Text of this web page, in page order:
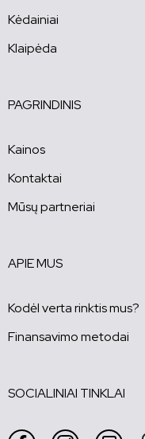
Kėdainiai
Klaipėda
PAGRINDINIS
Kainos
Kontaktai
Mūsų partneriai
APIE MUS
Kodėl verta rinktis mus?
Finansavimo metodai
SOCIALINIAI TINKLAI